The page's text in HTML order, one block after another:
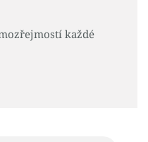
každé